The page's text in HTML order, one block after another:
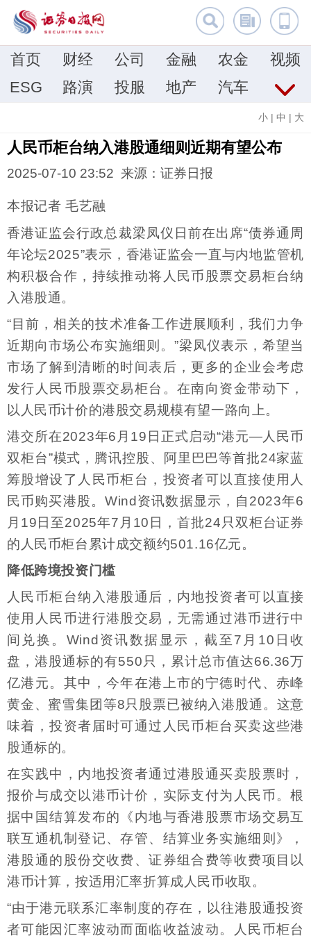
首页 财经 公司 金融 农金
视频
ESG
路演 投服 地产 汽车
小 | 中 | 大
人民币柜台纳入港股通细则近期有望公布
2025-07-10 23:52 来源：证券日报
本报记者 毛艺融
香港证监会行政总裁梁凤仪日前在出席“债券通周
年论坛2025”表示，香港证监会一直与内地监管机
构积极合作，持续推动将人民币股票交易柜台纳
入港股通。
“目前，相关的技术准备工作进展顺利，我们力争
近期向市场公布实施细则。”梁凤仪表示，希望当
市场了解到清晰的时间表后，更多的企业会考虑
发行人民币股票交易柜台。在南向资金带动下，
以人民币计价的港股交易规模有望一路向上。
港交所在2023年6月19日正式启动“港元—人民币
双柜台”模式，腾讯控股、阿里巴巴等首批24家蓝
筹股增设了人民币柜台，投资者可以直接使用人
民币购买港股。Wind资讯数据显示，自2023年6
月19日至2025年7月10日，首批24只双柜台证券
的人民币柜台累计成交额约501.16亿元。
降低跨境投资门槛
人民币柜台纳入港股通后，内地投资者可以直接
使用人民币进行港股交易，无需通过港币进行中
间兑换。Wind资讯数据显示，截至7月10日收
盘，港股通标的有550只，累计总市值达66.36万
亿港元。其中，今年在港上市的宁德时代、赤峰
黄金、蜜雪集团等8只股票已被纳入港股通。这意
味着，投资者届时可通过人民币柜台买卖这些港
股通标的。
在实践中，内地投资者通过港股通买卖股票时，
报价与成交以港币计价，实际支付为人民币。根
据中国结算发布的《内地与香港股票市场交易互
联互通机制登记、存管、结算业务实施细则》，
港股通的股份交收费、证券组合费等收费项目以
港币计算，按适用汇率折算成人民币收取。
“由于港元联系汇率制度的存在，以往港股通投资
者可能因汇率波动而面临收益波动。人民币柜台